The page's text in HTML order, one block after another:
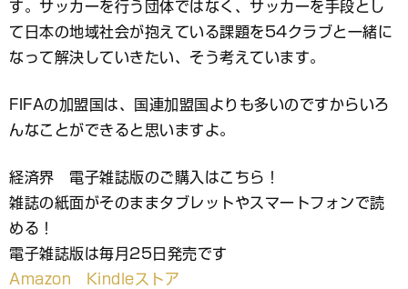
す。サッカーを行う団体ではなく、サッカーを手段とし
て日本の地域社会が抱えている課題を54クラブと一緒に
なって解決していきたい、そう考えています。
FIFAの加盟国は、国連加盟国よりも多いのですからいろ
んなことができると思いますよ。
経済界 電子雑誌版のご購入はこちら！
雑誌の紙面がそのままタブレットやスマートフォンで読
める！
電子雑誌版は毎月25日発売です
Amazon Kindleストア